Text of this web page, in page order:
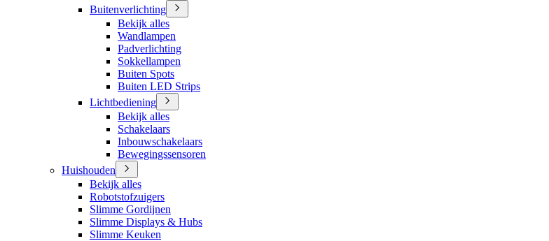
Buitenverlichting
Bekijk alles
Wandlampen
Padverlichting
Sokkellampen
Buiten Spots
Buiten LED Strips
Lichtbediening
Bekijk alles
Schakelaars
Inbouwschakelaars
Bewegingssensoren
Huishouden
Bekijk alles
Robotstofzuigers
Slimme Gordijnen
Slimme Displays & Hubs
Slimme Keuken